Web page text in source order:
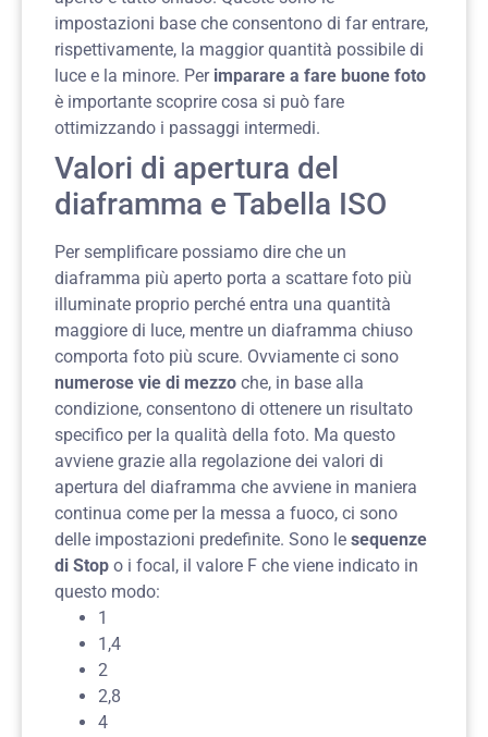
impostazioni base che consentono di far entrare,
rispettivamente, la maggior quantità possibile di
luce e la minore. Perimparare a fare buone foto
è importante scoprire cosa si può fare
ottimizzando i passaggi intermedi.
Valori di apertura del
diaframma e Tabella ISO
Per semplificare possiamo dire che un
diaframma più aperto porta a scattare foto più
illuminate proprio perché entra una quantità
maggiore di luce, mentre un diaframma chiuso
comporta foto più scure. Ovviamente ci sono
numerose vie di mezzo che, in base alla
condizione, consentono di ottenere un risultato
specifico per la qualità della foto. Ma questo
avviene grazie alla regolazione dei valori di
apertura del diaframma che avviene in maniera
continua come per la messa a fuoco, ci sono
delle impostazioni predefinite. Sono le sequenze
di Stop o i focal, il valore F che viene indicato in
questo modo:
1
1,4
2
2,8
4